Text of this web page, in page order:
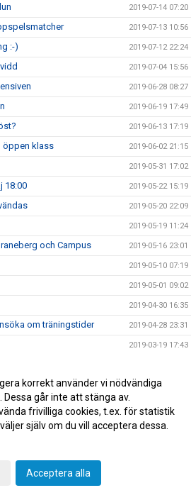
2019-07-14 07:20
2019-07-13 10:56
:-) 2019-07-12 22:24
2019-07-04 15:56
2019-06-28 08:27
2019-06-19 17:49
2019-06-13 17:19
öppen klass 2019-06-02 21:15
2019-05-31 17:02
18:00 2019-05-22 15:19
2019-05-20 22:09
2019-05-19 11:24
och Campus 2019-05-16 23:01
2019-05-10 07:19
2019-05-01 09:02
2019-04-30 16:35
om träningstider 2019-04-28 23:31
2019-03-19 17:43
02/-03! 2019-03-04 22:39
klara !
2019-02-28 08:02
2019"
säsongs senior- och
korrekt använder vi nödvändiga
går inte att stänga av.
frivilliga cookies, t.ex. för statistik
själv om du vill acceptera dessa.
Acceptera alla